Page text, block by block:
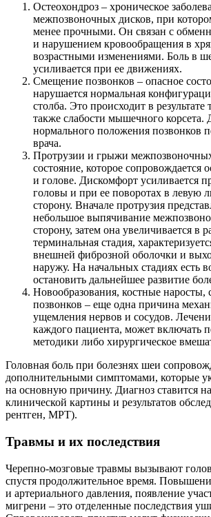
Остеохондроз ‒ хроническое
межпозвоночных дисков, при
менее прочными. Он связан с
и нарушением кровообращения в
возрастными изменениями. Боль в
усиливается при ее движениях.
Смещение позвонков ‒ опасное
нарушается нормальная
столба. Это происходит в результате
также слабости мышечного корсета.
нормального положения позвонков
врача.
Протрузии и грыжи
состояние, которое сопровождается
и голове. Дискомфорт усиливается
головы и при ее поворотах в левую
сторону. Вначале протрузия
небольшое выпячивание
сторону, затем она увеличивается в
терминальная стадия,
внешней фиброзной оболочки и
наружу. На начальных стадиях есть
остановить дальнейшее развитие
Новообразования, костные наросты,
позвонков ‒ еще одна причина
ущемления нервов и сосудов.
каждого пациента, может включать
методики либо хирургическое
Головная боль при болезнях шеи
дополнительными симптомами, которые
на основную причину. Диагноз ставится
клинической картины и результатов
рентген, МРТ).
Травмы и их последствия
Черепно-мозговые травмы вызывают
спустя продолжительное время.
и артериального давления, появление
мигрени ‒ это отделенные последствия